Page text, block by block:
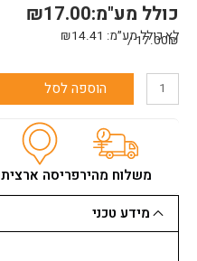
₪17.00כולל מע"מ:
לא כולל מע״מ: ₪14.41
17.00₪ /
כמות
הוספה לסל
משלוח מהירפריסה ארצית
מידע טכני